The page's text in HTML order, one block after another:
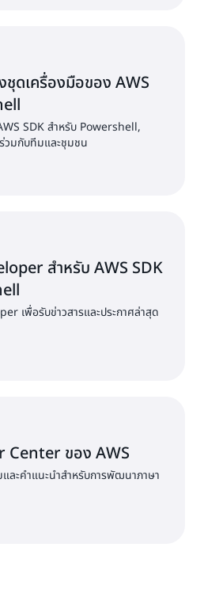
ดเครื่องมือของ AWS
SDK สำหรับ Powershell,
วมกับทีมและชุมชน
สำหรับ AWS SDK
เพื่อรับข่าวสารและประกาศล่าสุด
Center ของ AWS
ละคำแนะนำสำหรับการพัฒนาภาษา